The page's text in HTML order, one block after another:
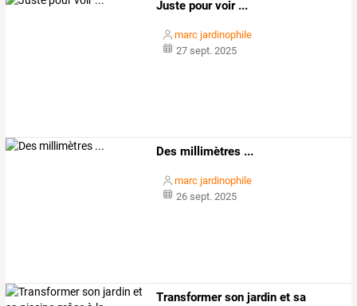
Juste pour voir ...
marc jardinophile
27 sept. 2025
Des millimètres ...
marc jardinophile
26 sept. 2025
Transformer son jardin et sa